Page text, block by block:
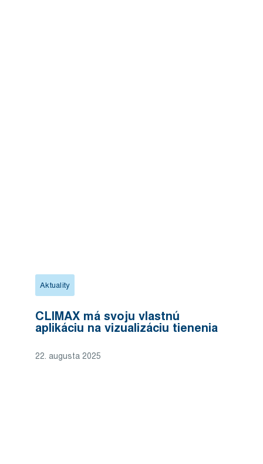
Aktuality
CLIMAX má svoju vlastnú
aplikáciu na vizualizáciu tienenia
22. augusta 2025